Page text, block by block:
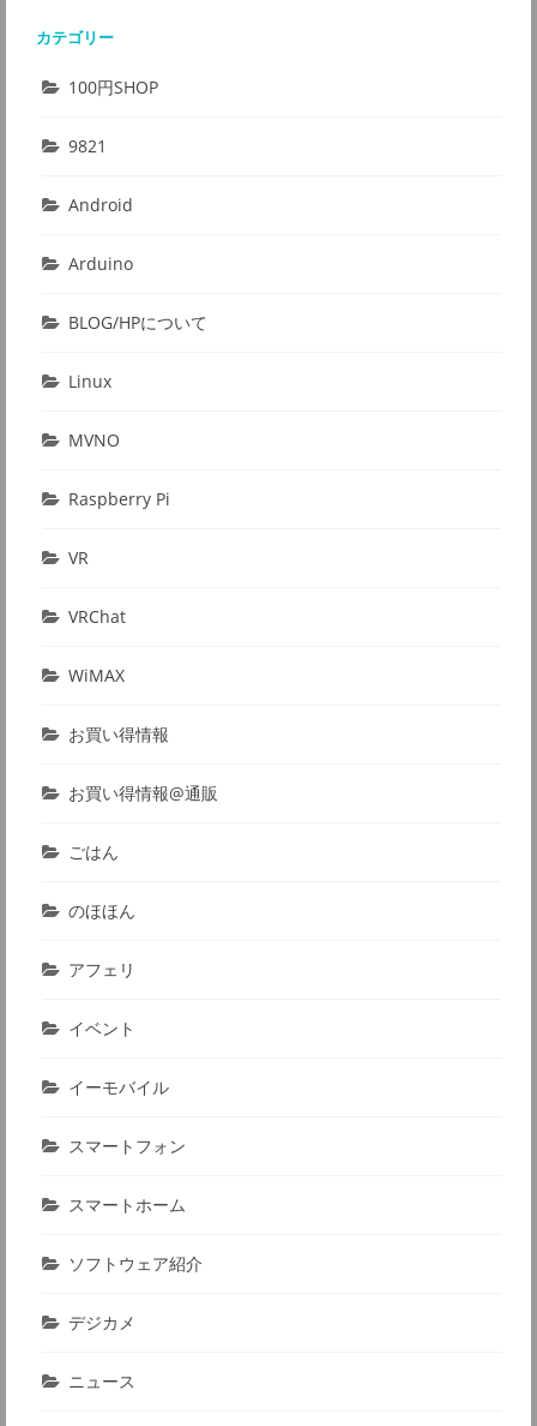
カテゴリー
100円SHOP
9821
Android
Arduino
BLOG/HPについて
Linux
MVNO
Raspberry Pi
VR
VRChat
WiMAX
お買い得情報
お買い得情報@通販
ごはん
のほほん
アフェリ
イベント
イーモバイル
スマートフォン
スマートホーム
ソフトウェア紹介
デジカメ
ニュース